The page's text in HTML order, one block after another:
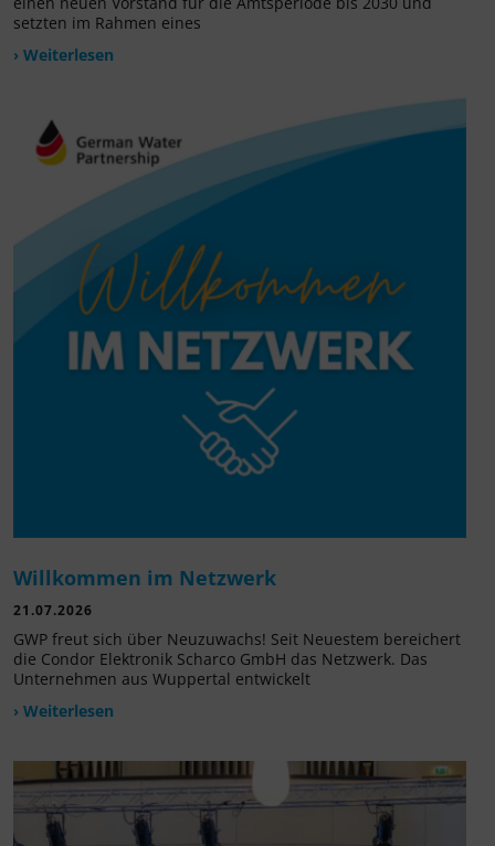
setzten im Rahmen eines
› Weiterlesen
Willkommen im Netzwerk
21.07.2026
GWP freut sich über Neuzuwachs! Seit Neuestem bereichert
die Condor Elektronik Scharco GmbH das Netzwerk. Das
Unternehmen aus Wuppertal entwickelt
› Weiterlesen